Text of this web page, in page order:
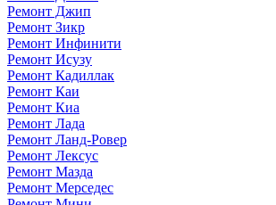
Ремонт Джип
Ремонт Зикр
Ремонт Инфинити
Ремонт Исузу
Ремонт Кадиллак
Ремонт Каи
Ремонт Киа
Ремонт Лада
Ремонт Ланд-Ровер
Ремонт Лексус
Ремонт Мазда
Ремонт Мерседес